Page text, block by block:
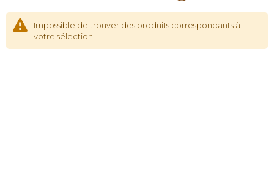
Impossible de trouver des produits correspondants à
votre sélection.